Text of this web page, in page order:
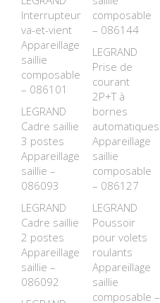
Interrupteur
va-et-vient
Appareillage
saillie
composable
– 086101
LEGRAND
Cadre saillie
3 postes
Appareillage
saillie –
086093
LEGRAND
Cadre saillie
2 postes
Appareillage
saillie –
086092
composable
– 086144
LEGRAND
Prise de
courant
2P+T à
bornes
automatiques
Appareillage
saillie
composable
– 086127
LEGRAND
Poussoir
pour volets
roulants
Appareillage
saillie
composable –